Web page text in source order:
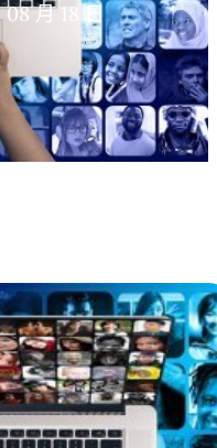
月 18 日